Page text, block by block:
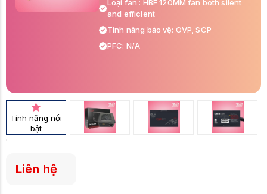
Loại fan : HBF 120MM fan both silent
and efficient
Tính năng bảo vệ: OVP, SCP
PFC: N/A
Đầu cấp điện cho hệ thống: 1x 8 pin
(6+2pin) VGA/ 2x Sata/ 2x Molex
Tính năng nổi
bật
Liên hệ